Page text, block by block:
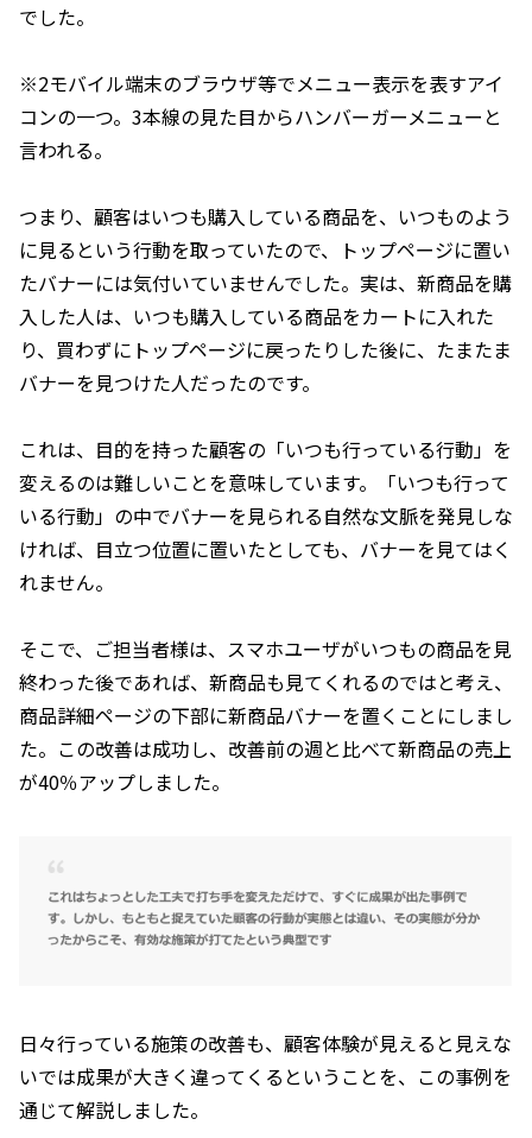
でした。
※2モバイル端末のブラウザ等でメニュー表示を表すアイ
コンの一つ。3本線の見た目からハンバーガーメニューと
言われる。
つまり、顧客はいつも購入している商品を、いつものよう
に見るという行動を取っていたので、トップページに置い
たバナーには気付いていませんでした。実は、新商品を購
入した人は、いつも購入している商品をカートに入れた
り、買わずにトップページに戻ったりした後に、たまたま
バナーを見つけた人だったのです。
これは、目的を持った顧客の「いつも行っている行動」を
変えるのは難しいことを意味しています。「いつも行って
いる行動」の中でバナーを見られる自然な文脈を発見しな
ければ、目立つ位置に置いたとしても、バナーを見てはく
れません。
そこで、ご担当者様は、スマホユーザがいつもの商品を見
終わった後であれば、新商品も見てくれるのではと考え、
商品詳細ページの下部に新商品バナーを置くことにしまし
た。この改善は成功し、改善前の週と比べて新商品の売上
が40％アップしました。
日々行っている施策の改善も、顧客体験が見えると見えな
いでは成果が大きく違ってくるということを、この事例を
通じて解説しました。